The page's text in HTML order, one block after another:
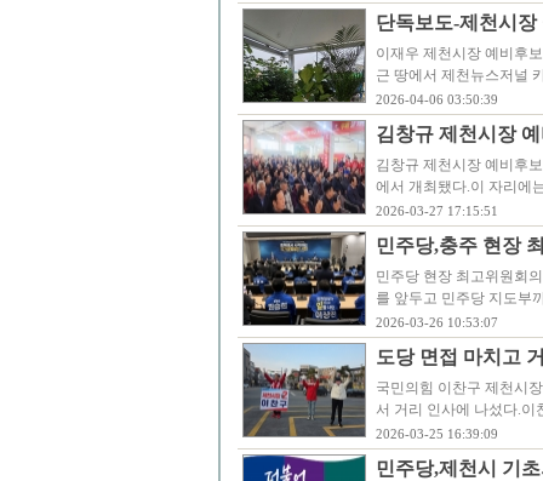
단독보도-제천시
이재우 제천시장 예비후
근 땅에서 제천뉴스저널
2026-04-06 03:50:39
김창규 제천시장
김창규 제천시장 예비후
에서 개최됐다.이 자리에
2026-03-27 17:15:51
민주당,충주 현장
민주당 현장 최고위원회
를 앞두고 민주당 지도부
2026-03-26 10:53:07
도당 면접 마치고
국민의힘 이찬구 제천시
서 거리 인사에 나섰다.
2026-03-25 16:39:09
민주당,제천시 기